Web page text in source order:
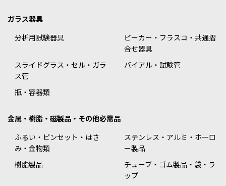
ガラス器具
分析用試験器具
ビーカー・フラスコ・共通摺
合せ器具
スライドグラス・セル・ガラ
ス管
バイアル・試験管
瓶・容器類
金属・樹脂・磁製品・その他必需品
ふるい・ピンセット・はさ
み・金物類
ステンレス・アルミ・ホーロ
ー製品
樹脂製品
チューブ・ゴム製品・袋・ラ
ップ